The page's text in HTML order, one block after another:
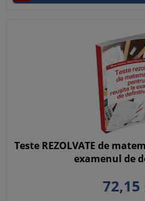
Teste REZOLVATE de
examenul de
72,15